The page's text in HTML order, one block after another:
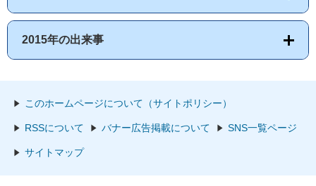
2015年の出来事
このホームページについて（サイトポリシー）
RSSについて バナー広告掲載について SNS一覧ページ
サイトマップ